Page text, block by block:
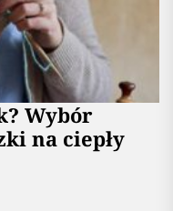
Wybór
na ciepły